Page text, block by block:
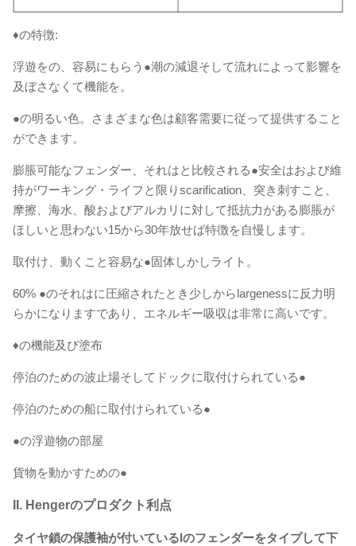
♦の特徴:
浮遊をの、容易にもらう●潮の減退そして流れによって影響を
及ぼさなくて機能を。
●の明るい色。さまざまな色は顧客需要に従って提供すること
ができます。
膨脹可能なフェンダー、それはと比較される●安全はおよび維
持がワーキング・ライフと限りscarification、突き刺すこと、
摩擦、海水、酸およびアルカリに対して抵抗力がある膨脹が
ほしいと思わない15から30年放せば特徴を自慢します。
取付け、動くこと容易な●固体しかしライト。
60% ●のそれはに圧縮されたとき少しからlargenessに反力明
らかになりますであり、エネルギー吸収は非常に高いです。
♦の機能及び塗布
停泊のための波止場そしてドックに取付けられている●
停泊のための船に取付けられている●
●の浮遊物の部屋
貨物を動かすための●
II. Hengerのプロダクト利点
タイヤ鎖の保護袖が付いているIのフェンダーをタイプして下